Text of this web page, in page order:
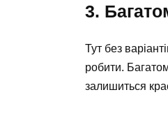
3.
Тут без
робити.
залишиться